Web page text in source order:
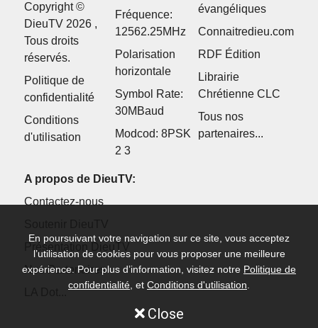
Copyright ©
DieuTV 2026 ,
Tous droits
réservés.
Politique de
confidentialité
Conditions
d'utilisation
Fréquence:
12562.25MHz
Polarisation
horizontale
Symbol Rate:
30MBaud
Modcod: 8PSK
2 3
évangéliques
Connaitredieu.com
RDF Édition
Librairie
Chrétienne CLC
Tous nos
partenaires...
A propos de DieuTV:
Contactez-nous
Présentation DieuTV
Nos Partenaires
En poursuivant votre navigation sur ce site, vous acceptez
l’utilisation de cookies pour vous proposer une meilleure
expérience. Pour plus d’information, visitez notre Politique de
confidentialité , et Conditions d'utilisation